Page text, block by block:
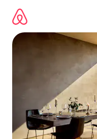
para
conteúdo